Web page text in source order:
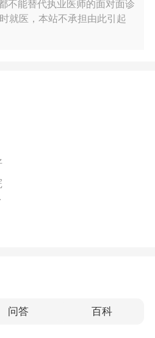
不能替代执业医师的面对面诊
就医，本站不承担由此引起
问答 百科